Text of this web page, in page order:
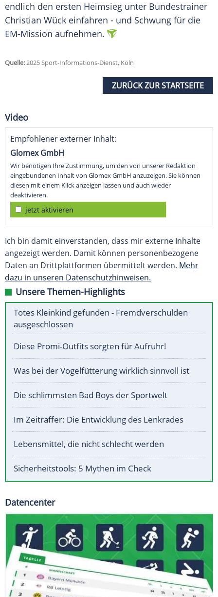
endlich den ersten Heimsieg unter Bundestrainer
Christian Wück einfahren - und Schwung für die
EM-Mission aufnehmen.
Quelle:2025 Sport-Informations-Dienst, Köln
ZURÜCK ZUR STARTSEITE
Video
Empfohlener externer Inhalt:
Glomex GmbH
Wir benötigen Ihre Zustimmung, um den von unserer Redaktion
eingebundenen Inhalt von Glomex GmbH anzuzeigen. Sie können
diesen mit einem Klick anzeigen lassen und auch wieder
deaktivieren.
jetzt aktivieren
Ich bin damit einverstanden, dass mir externe Inhalte
angezeigt werden. Damit können personenbezogene
Daten an Drittplattformen übermittelt werden. Mehr
dazu in unseren Datenschutzhinweisen.
Unsere Themen-Highlights
Totes Kleinkind gefunden - Fremdverschulden
ausgeschlossen
Diese Promi-Outfits sorgten für Aufruhr!
Was bei der Vogelfütterung wirklich sinnvoll ist
Die schlimmsten Bad Boys der Sportwelt
Im Zeitraffer: Die Entwicklung des Lenkrades
Lebensmittel, die nicht schlecht werden
Sicherheitstools: 5 Mythen im Check
Datencenter